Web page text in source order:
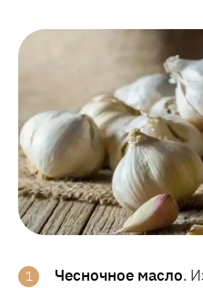
Чесночное масло.